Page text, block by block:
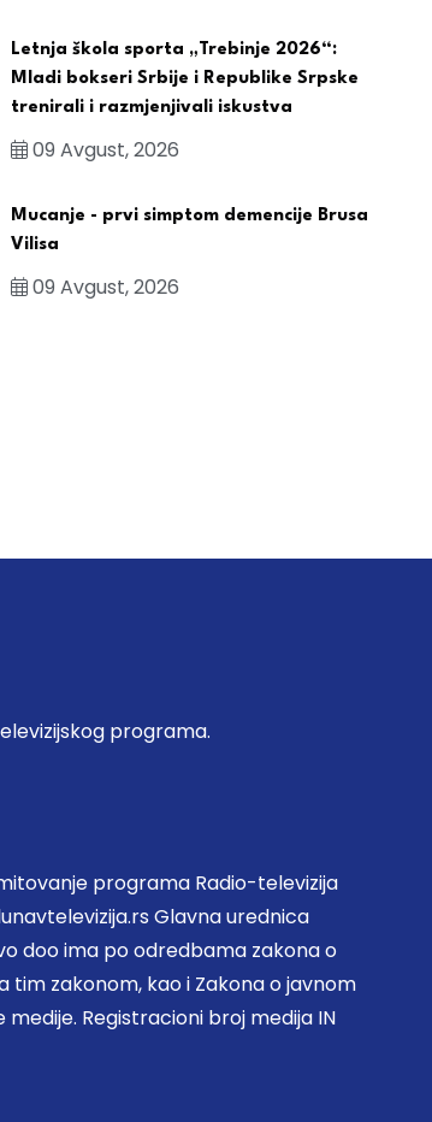
Letnja škola sporta „Trebinje 2026“:
Mladi bokseri Srbije i Republike Srpske
trenirali i razmjenjivali iskustva
09 Avgust, 2026
Mucanje - prvi simptom demencije Brusa
Vilisa
09 Avgust, 2026
programa.
programa Radio-televizija
Glavna urednica
doo ima po odredbama zakona o
zakonom, kao i Zakona o javnom
Registracioni broj medija IN